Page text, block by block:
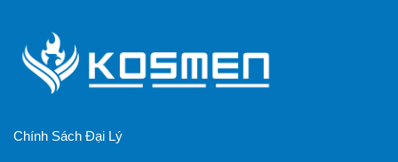
Chính Sách Đại Lý